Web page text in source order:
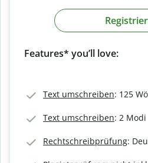
Features* you’ll love:
Text umschreiben: 125
Text umschreiben: 2 Modi
Rechtschreibprüfung: